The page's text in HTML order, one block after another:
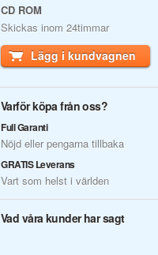
CD ROM
Skickas inom 24timmar
Lägg i kundvagnen
Varför köpa från oss?
Full Garanti
Nöjd eller pengarna tillbaka
GRATIS Leverans
Vart som helst i världen
Vad våra kunder har sagt